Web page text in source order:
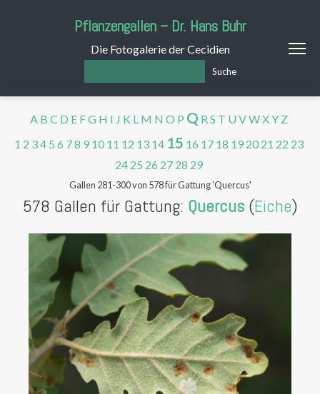
Pflanzengallen – Dr. Hans Buhr
Die Fotogalerie der Cecidien
Suche
A B C D E FG H I J K L M N O P Q R S T U VWXY Z
1 2 34 5 6 78 9 10 11 12 13 14 15 16 17 18 19 20 21 22 23
24 25 26 27 28 29
Gallen 281-300 von 578 für Gattung 'Quercus'
578 Gallen für Gattung: Quercus(Eiche)